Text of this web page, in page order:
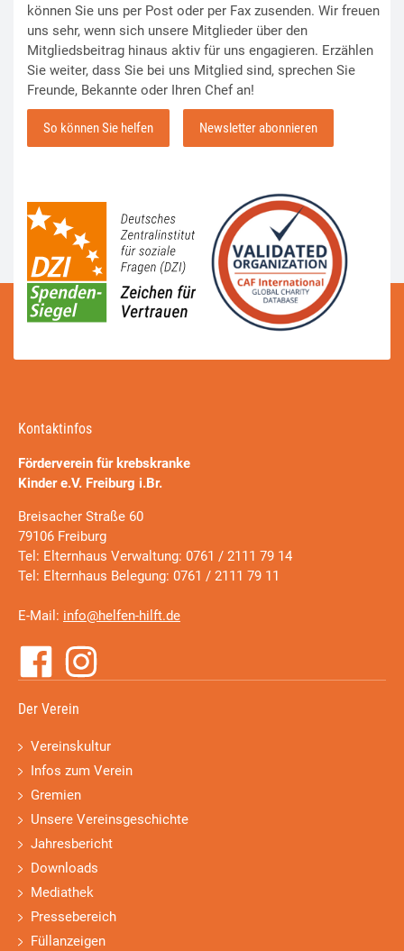
können Sie uns per Post oder per Fax zusenden. Wir freuen
uns sehr, wenn sich unsere Mitglieder über den
Mitgliedsbeitrag hinaus aktiv für uns engagieren. Erzählen
Sie weiter, dass Sie bei uns Mitglied sind, sprechen Sie
Freunde, Bekannte oder Ihren Chef an!
So können Sie helfen Newsletter abonnieren
Kontaktinfos
Förderverein für krebskranke
Kinder e.V. Freiburg i.Br.
Breisacher Straße 60
79106 Freiburg
Tel: Elternhaus Verwaltung: 0761 / 2111 79 14
Tel: Elternhaus Belegung: 0761 / 2111 79 11
E-Mail: info@helfen-hilft.de
Der Verein
Vereinskultur
Infos zum Verein
Gremien
Unsere Vereinsgeschichte
Jahresbericht
Downloads
Mediathek
Pressebereich
Füllanzeigen